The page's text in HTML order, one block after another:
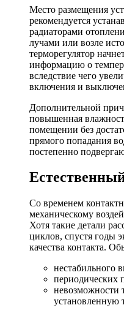
Место размещения
рекомендуется
радиаторами
лучами или возле
терморегулятор
информацию о
вследствие чего
включения и
Дополнительной
повышенная
помещении без
прямого попадания
постепенно
Со временем
механическому
Хотя такие детали
циклов, спустя годы
качества контакта.
нестабильного
периодических
невозможности
установленную